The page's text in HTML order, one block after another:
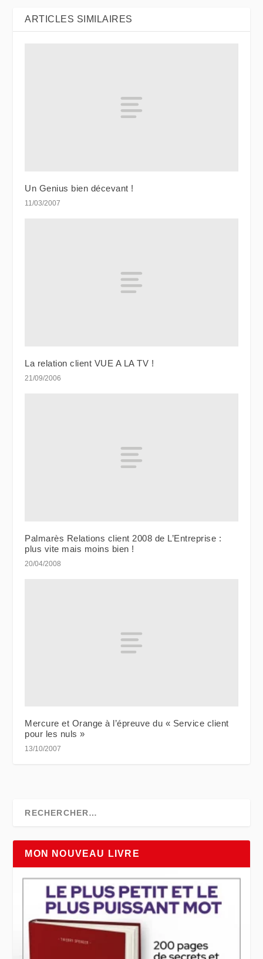
ARTICLES SIMILAIRES
Un Genius bien décevant !
11/03/2007
La relation client VUE A LA TV !
21/09/2006
Palmarès Relations client 2008 de L’Entreprise :
plus vite mais moins bien !
20/04/2008
Mercure et Orange à l’épreuve du « Service client
pour les nuls »
13/10/2007
MON NOUVEAU LIVRE